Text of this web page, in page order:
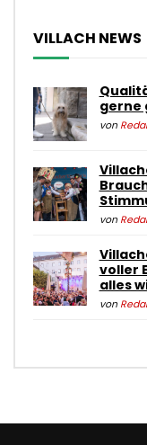
VILLACH NEWS
gerne
von
von
voller
alles
von